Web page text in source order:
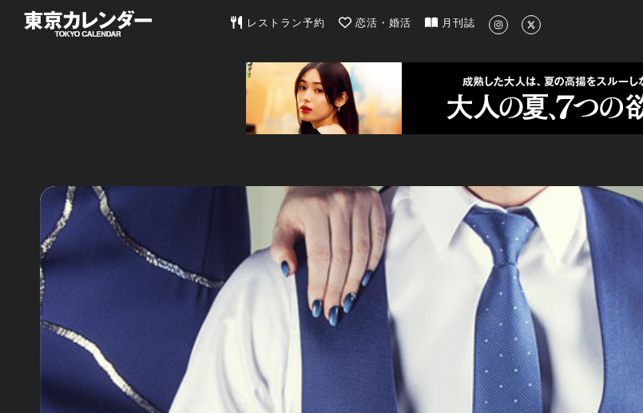
東京カレンダー | 最新のグルメ、洗練されたライフスタイル情報
レストラン予約 恋活・婚活 月刊誌